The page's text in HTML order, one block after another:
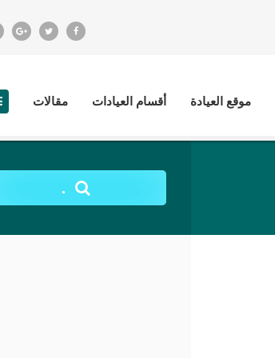
موقع العيادة أقسام العيادات مقالات
.